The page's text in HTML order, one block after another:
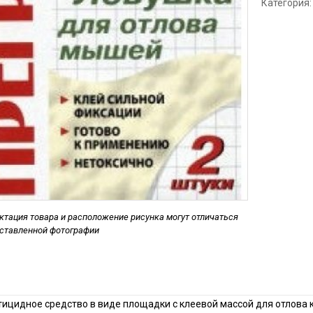
Дезинфекция
Обработка
цеха
Дезинфекция
холодильников
товара и расположение рисунка могут отличаться
фотографии
Категория:
средство в виде площадки с клеевой массой для отлова